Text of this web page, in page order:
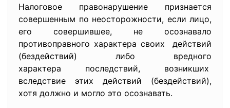
Налоговое правонарушение признается
совершенным по неосторожности, если лицо,
его совершившее, не осознавало
противоправного характера своих действий
(бездействий) либо вредного
характера последствий, возникших
вследствие этих действий (бездействий),
хотя должно и могло это осознавать.